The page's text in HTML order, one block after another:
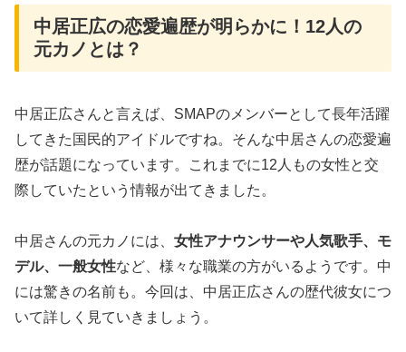
中居正広の恋愛遍歴が明らかに！12人の
元カノとは？
中居正広さんと言えば、SMAPのメンバーとして長年活躍
してきた国民的アイドルですね。そんな中居さんの恋愛遍
歴が話題になっています。これまでに12人もの女性と交
際していたという情報が出てきました。
中居さんの元カノには、 女性アナウンサーや人気歌手、モ
デル、一般女性など、様々な職業の方がいるようです。中
には驚きの名前も。今回は、中居正広さんの歴代彼女につ
いて詳しく見ていきましょう。